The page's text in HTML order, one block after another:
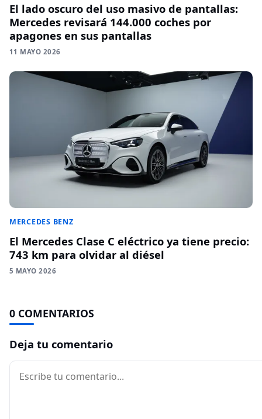
El lado oscuro del uso masivo de pantallas:
Mercedes revisará 144.000 coches por
apagones en sus pantallas
11 MAYO 2026
MERCEDES BENZ
El Mercedes Clase C eléctrico ya tiene precio:
743 km para olvidar al diésel
5 MAYO 2026
0 COMENTARIOS
Deja tu comentario
Comentario